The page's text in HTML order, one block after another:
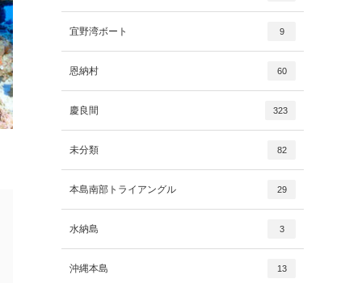
宜野湾ボート 9
恩納村 60
慶良間 323
未分類 82
本島南部トライアングル 29
水納島 3
沖縄本島 13